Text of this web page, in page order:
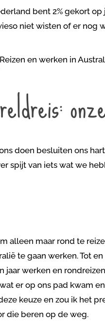
bent 2% gekort op
niet wisten of er nog
doen besluiten ons
spijt van iets wat we
alleen maar rond te
te gaan werken. Tot
jaar werken en
er op ons pad kwam
keuze en zou ik het
die beren op de weg.